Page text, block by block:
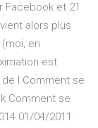
Facebook et 21
alors plus
en
est
l Comment se
Comment se
01/04/2011.